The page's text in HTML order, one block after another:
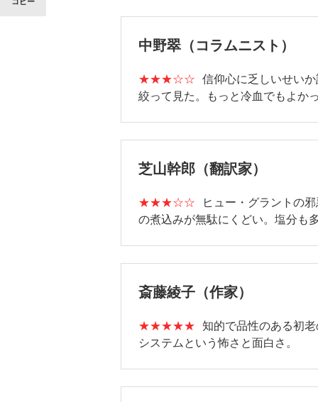
中野翠（コラムニスト）
★★★☆☆
信仰心に乏しいせい
絞って見た。もっと冷血でもよか
芝山幹郎（翻訳家）
★★★☆☆
ヒュー・グラントの
の煮込みが無駄にくどい。塩分も
斎藤綾子（作家）
★★★★★
知的で品性のある初
システムという怖さと面白さ。